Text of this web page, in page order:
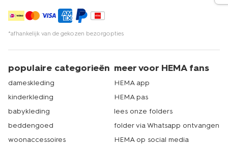
*afhankelijk van de gekozen bezorgopties
populaire categorieën
dameskleding
kinderkleding
babykleding
beddengoed
woonaccessoires
meer voor HEMA fans
HEMA app
HEMA pas
lees onze folders
folder via Whatsapp ontvangen
HEMA op social media